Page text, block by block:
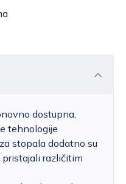
dostupna,
tehnologije
stopala dodatno su
različitim